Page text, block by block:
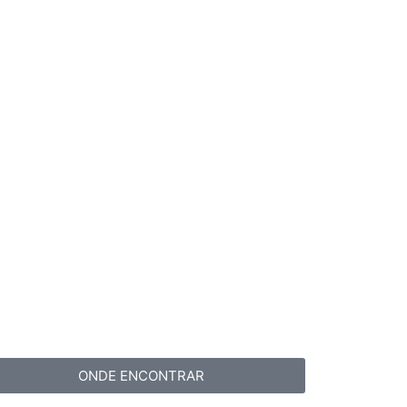
ONDE ENCONTRAR